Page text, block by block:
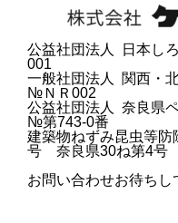
公益社団法人 日本し
001
一般社団法人 関西・
№ＮＲ002
公益社団法人 奈良県
№第743-0番
建築物ねずみ昆虫等
号 奈良県30ね第4号
お問い合わせお待ちし